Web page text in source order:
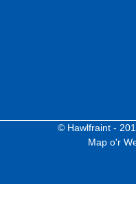
© Hawlfraint -
Map o'r